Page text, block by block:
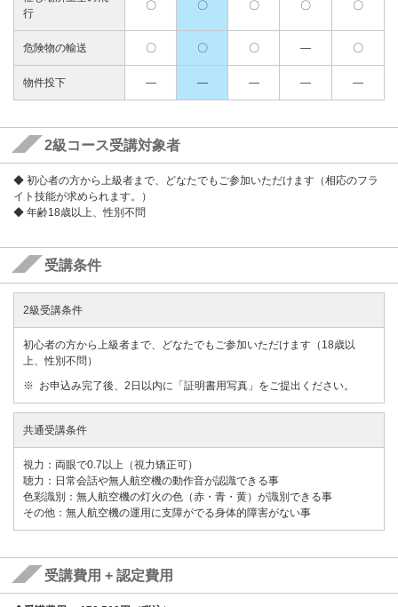
行
〇 〇 〇 〇 〇
危険物の輸送 〇 〇 〇 ― 〇
物件投下 ― ― ― ― ―
2級コース受講対象者
◆ 初心者の方から上級者まで、どなたでもご参加いただけます（相応のフラ
イト技能が求められます。）
◆ 年齢18歳以上、性別不問
受講条件
2級受講条件
初心者の方から上級者まで、どなたでもご参加いただけます（18歳以
上、性別不問）
お申込み完了後、2日以内に「証明書用写真」をご提出ください。
共通受講条件
視力：両眼で0.7以上（視力矯正可）
聴力：日常会話や無人航空機の動作音が認識できる事
色彩識別：無人航空機の灯火の色（赤・青・黄）が識別できる事
その他：無人航空機の運用に支障がでる身体的障害がない事
受講費用 + 認定費用